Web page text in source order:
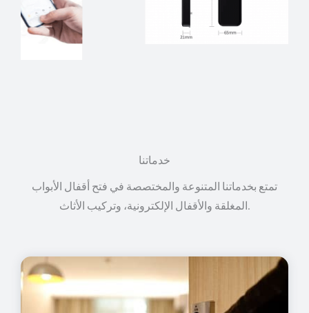
خدماتنا
تمتع بخدماتنا المتنوعة والمختصصة في فتح أقفال الأبواب